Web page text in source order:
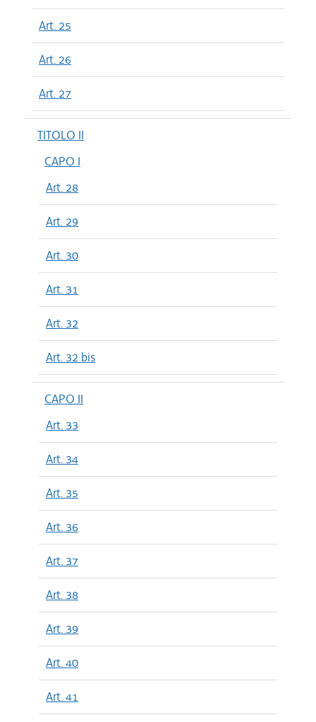
Art. 25
Art. 26
Art. 27
TITOLO II
CAPO I
Art. 28
Art. 29
Art. 30
Art. 31
Art. 32
Art. 32 bis
CAPO II
Art. 33
Art. 34
Art. 35
Art. 36
Art. 37
Art. 38
Art. 39
Art. 40
Art. 41